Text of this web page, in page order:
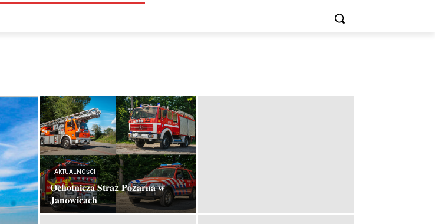
AKTUALNOŚCI
𝐎𝐜𝐡𝐨𝐭𝐧𝐢𝐜𝐳𝐚 𝐒𝐭𝐫𝐚ż 𝐏𝐨ż𝐚𝐫𝐧𝐚 𝐰
𝐉𝐚𝐧𝐨𝐰𝐢𝐜𝐚𝐜𝐡